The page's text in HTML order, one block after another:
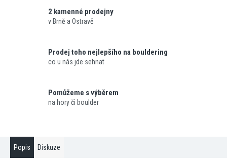
2 kamenné prodejny
v Brně a Ostravě
Prodej toho nejlepšího na bouldering
co u nás jde sehnat
Pomůžeme s výběrem
na hory či boulder
Popis Diskuze